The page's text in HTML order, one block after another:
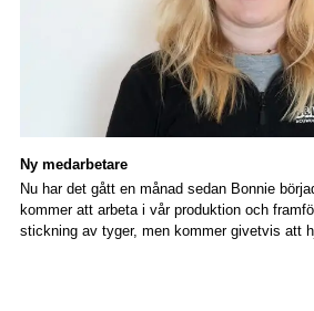
Ny medarbetare
Nu har det gått en månad sedan Bonnie
kommer att arbeta i vår produktion och
stickning av tyger, men kommer givetvis att